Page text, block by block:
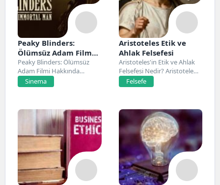
Peaky Blinders:
Ölümsüz Adam Film
Konusu, Oyuncuları
ve İnceleme
Peaky Blinders: Ölümsüz
Adam Filmi Hakkında
Netflix’te 20 Mart 2026...
Sinema
Aristoteles Etik ve
Ahlak Felsefesi
Aristoteles'in Etik ve Ahlak
Felsefesi Nedir? Aristoteles,
Antik Yunan felsefesinin...
Felsefe